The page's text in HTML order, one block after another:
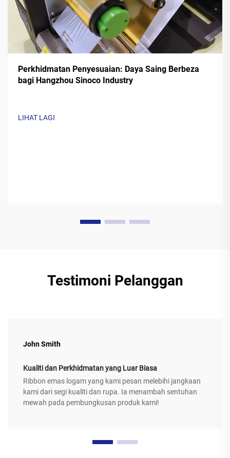
Perkhidmatan Penyesuaian: Daya Saing Berbeza
bagi Hangzhou Sinoco Industry
LIHAT LAGI
Testimoni Pelanggan
John Smith
Kualiti dan Perkhidmatan yang Luar Biasa
Ribbon emas logam yang kami pesan melebihi jangkaan
kami dari segi kualiti dan rupa. Ia menambah sentuhan
mewah pada pembungkusan produk kami!